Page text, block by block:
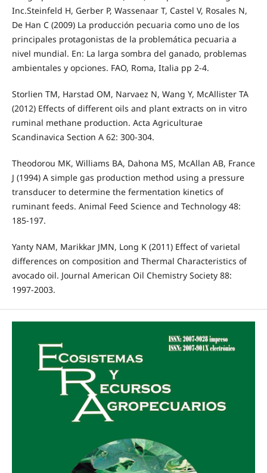
Inc.Steinfeld H, Gerber P, Wassenaar T, Castel V, Rosales N,
De Han C (2009) La producción pecuaria como uno de los
principales protagonistas de la problemática pecuaria a
nivel mundial. En: La larga sombra del ganado, problemas
ambientales y opciones. FAO, Roma, Italia pp 2-4.
Storlien TM, Harstad OM, Narvaez N, Wang Y, McAllister TA
(2012) Effects of different oils and plant extracts on in vitro
ruminal methane production. Acta Agriculturae
Scandinavica Section A 62: 300-304.
Theodorou MK, Williams BA, Dahona MS, McAllan AB, France
J (1994) A simple gas production method using a pressure
transducer to determine the fermentation kinetics of
ruminant feeds. Animal Feed Science and Technology 48:
185-197.
Yanty NAM, Marikkar JMN, Long K (2011) Effect of varietal
differences on composition and Thermal Characteristics of
avocado oil. Journal American Oil Chemistry Society 88:
1997-2003.